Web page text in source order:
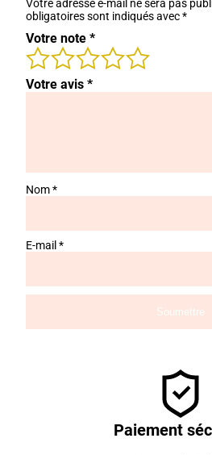
Votre adresse e-mail ne sera pas
obligatoires sont indiqués avec*
Votre note *
Votre avis *
Nom*
E-mail *
Paiement